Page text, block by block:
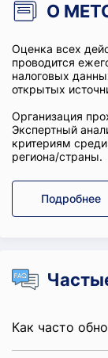
О
Оценка всех
проводится
налоговых
открытых
Организация
Экспертный
критериям
региона/страны.
Подробнее
Как часто